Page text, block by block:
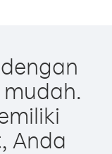
Anda